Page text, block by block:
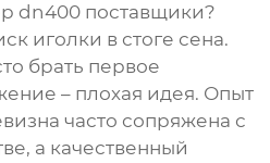
dn400 поставщики?
иголки в стоге сена.
брать первое
– плохая идея. Опыт
часто сопряжена с
а качественный